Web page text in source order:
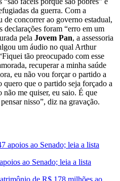
da guerra. Com a
de concorrer ao governo estadual,
declarações foram “erro em um
pela Jovem Pan, a assessoria
um áudio no qual Arthur
tão preocupado com esse
recuperar a minha saúde
eu não vou forçar o partido a
que o partido seja forçado a
me quiser, eu saio. É que
nisso”, diz na gravação.
ao Senado; leia a lista